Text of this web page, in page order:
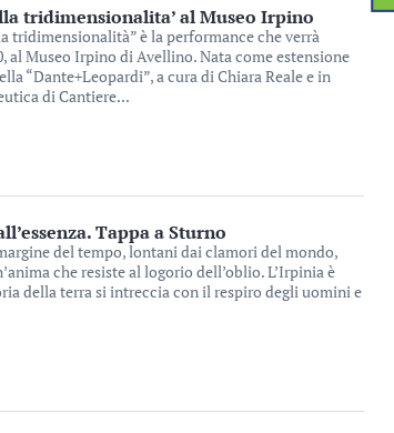
tridimensionalita’ al Museo Irpino
tridimensionalità” è la performance che verrà
al Museo Irpino di Avellino. Nata come estensione
“Dante+Leopardi”, a cura di Chiara Reale e in
di Cantiere...
Tappa a Sturno
del tempo, lontani dai clamori del mondo,
che resiste al logorio dell’oblio. L’Irpinia è
della terra si intreccia con il respiro degli uomini e